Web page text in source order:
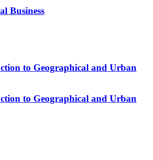
Business
to Geographical and Urban
to Geographical and Urban